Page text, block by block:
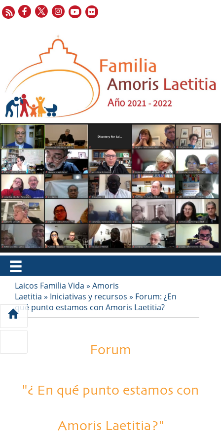
Laicos Familia Vida » Amoris
Laetitia » Iniciativas y recursos » Forum: ¿En
qué punto estamos con Amoris Laetitia?
Forum
"¿ En qué punto estamos con
Amoris Laetitia?"